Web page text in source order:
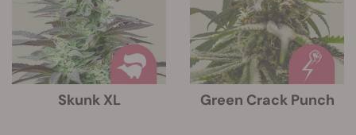
Skunk XL Green Crack Punch